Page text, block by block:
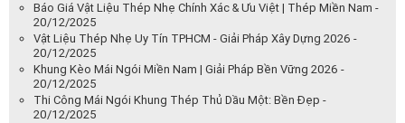
Báo Giá Vật Liệu Thép Nhẹ Chính Xác & Ưu Việt | Thép Miền Nam -
20/12/2025
Vật Liệu Thép Nhẹ Uy Tín TPHCM - Giải Pháp Xây Dựng 2026 -
20/12/2025
Khung Kèo Mái Ngói Miền Nam | Giải Pháp Bền Vững 2026 -
20/12/2025
Thi Công Mái Ngói Khung Thép Thủ Dầu Một: Bền Đẹp -
20/12/2025